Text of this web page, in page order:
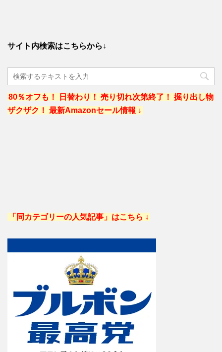
サイト内検索はこちらから↓
80％オフも！ 日替わり！ 売り切れ次第終了！ 掘り出し物
ザクザク！ 最新Amazonセール情報 ↓
「同カテゴリーの人気記事」はこちら ↓